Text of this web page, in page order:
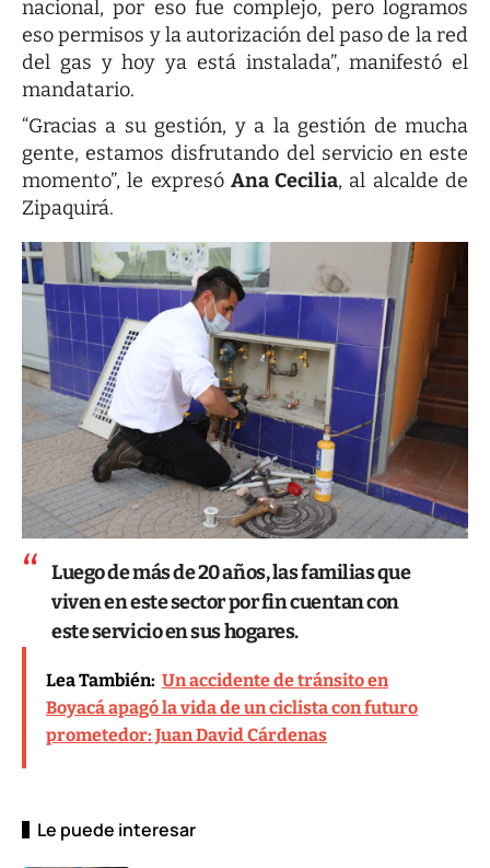
nacional, por eso fue complejo, pero logramos
eso permisos y la autorización del paso de la red
del gas y hoy ya está instalada”, manifestó el
mandatario.
“Gracias a su gestión, y a la gestión de mucha
gente, estamos disfrutando del servicio en este
momento”, le expresó Ana Cecilia, al alcalde de
Zipaquirá.
Luego de más de 20 años, las familias que
viven en este sector por fin cuentan con
este servicio en sus hogares.
Lea También: Un accidente de tránsito en
Boyacá apagó la vida de un ciclista con futuro
prometedor: Juan David Cárdenas
Le puede interesar